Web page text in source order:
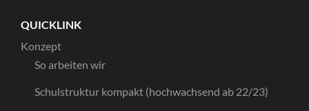
QUICKLINK
Konzept
So arbeiten wir
Schulstruktur kompakt (hochwachsend ab 22/23)